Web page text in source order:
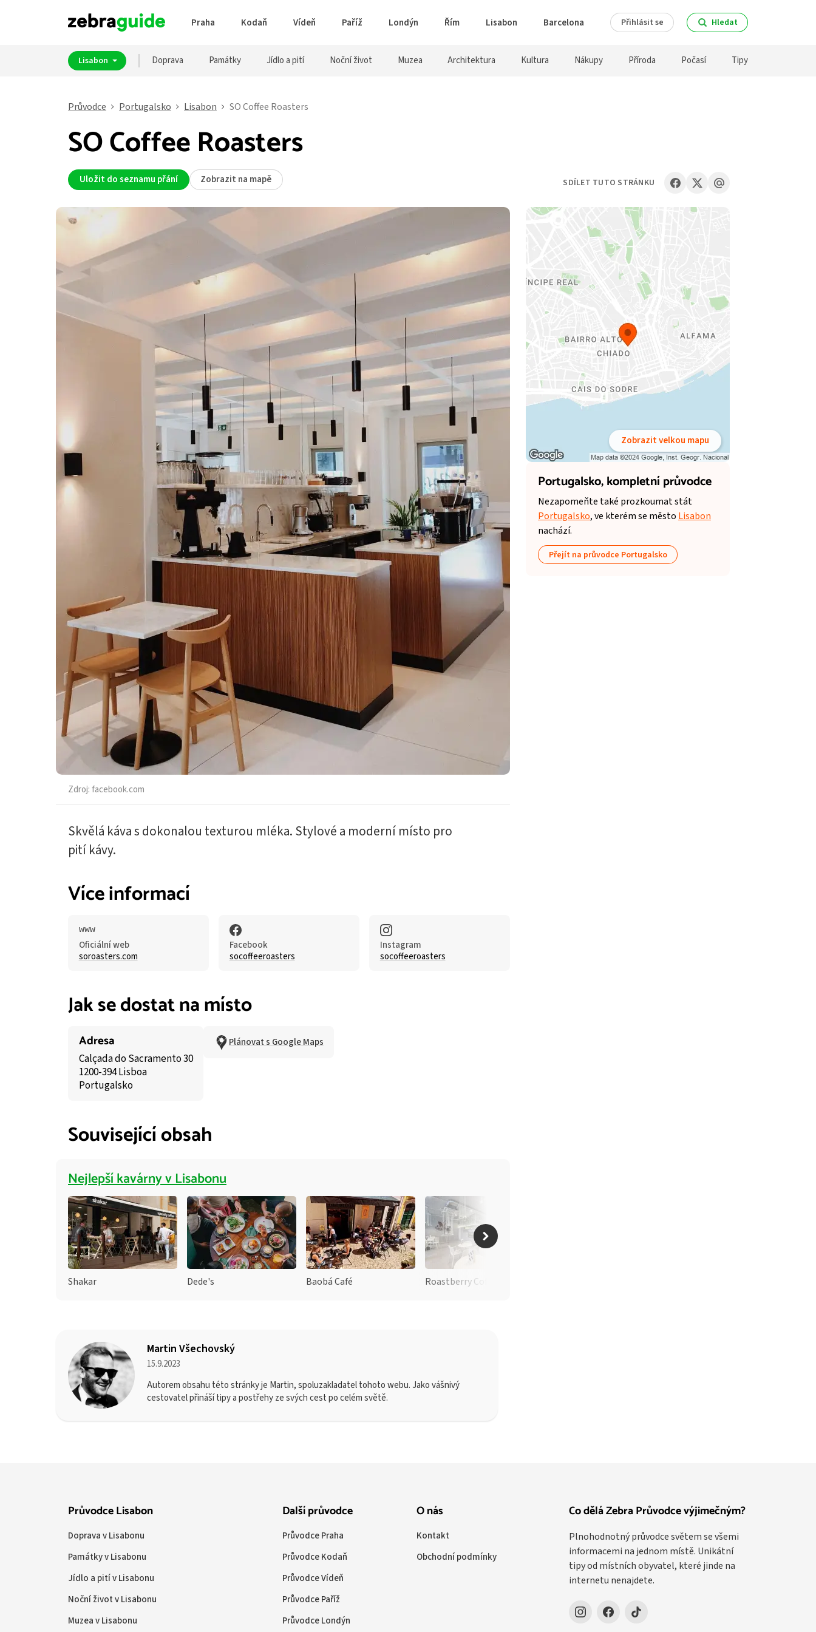
Praha Kodaň Vídeň Paříž Londýn Řím Lisabon Barcelona Přihlásit se Hledat
Lisabon Doprava Památky Jídlo a pití Noční život Muzea Architektura Kultura Nákupy Příroda Počasí Tipy
Průvodce Portugalsko Lisabon SO Coffee Roasters
SO Coffee Roasters
Uložit do seznamu přání Zobrazit na mapě
Zdroj:facebook.com
Skvělá káva s dokonalou texturou mléka. Stylové a moderní místo pro
pití kávy.
Více informací
Oficiální web
soroasters.com
Facebook
socoffeeroasters
Instagram
socoffeeroasters
Jak se dostat na místo
Adresa
Calçada do Sacramento 30
1200-394 Lisboa
Portugalsko
Plánovat s Google Maps
Související obsah
Nejlepší kavárny v Lisabonu
Shakar Dede's Baobá Café Roastberry Coffee Lab
Martin Všechovský
15.9.2023
Autorem obsahu této stránky je Martin, spoluzakladatel tohoto webu. Jako vášnivý
cestovatel přináší tipy a postřehy ze svých cest po celém světě.
Zobrazit velkou mapu
Portugalsko,kompletní průvodce
Nezapomeňte také prozkoumat stát
Portugalsko, ve kterém se město Lisabon
nachází.
Přejít na průvodce Portugalsko
SDÍLET TUTO STRÁNKU
Co dělá Zebra Průvodce výjimečným?
Plnohodnotný průvodce světem se všemi
informacemi na jednom místě. Unikátní
tipy od místních obyvatel, které jinde na
internetu nenajdete.
Průvodce Lisabon
Doprava v Lisabonu
Památky v Lisabonu
Jídlo a pití v Lisabonu
Noční život v Lisabonu
Muzea v Lisabonu
Další průvodce
Průvodce Praha
Průvodce Kodaň
Průvodce Vídeň
Průvodce Paříž
Průvodce Londýn
O nás
Kontakt
Obchodní podmínky